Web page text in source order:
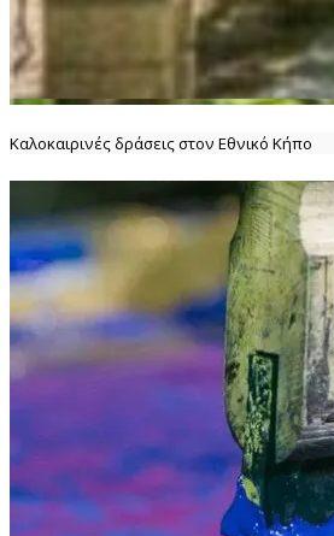
Καλοκαιρινές δράσεις στον Εθνικό Κήπο